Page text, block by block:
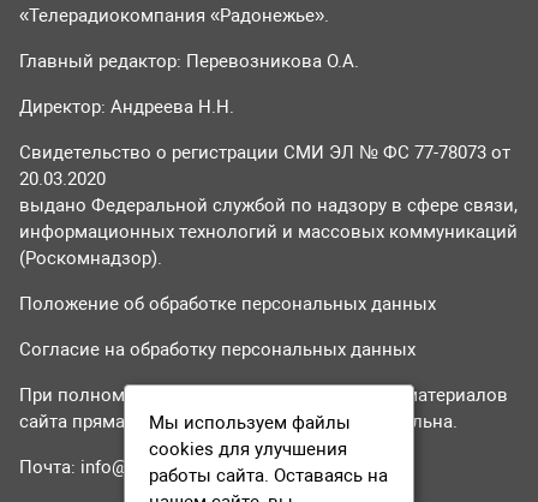
«Телерадиокомпания «Радонежье».
Главный редактор: Перевозникова О.А.
Директор: Андреева Н.Н.
Свидетельство о регистрации СМИ ЭЛ № ФС 77-78073 от
20.03.2020
выдано Федеральной службой по надзору в сфере связи,
информационных технологий и массовых коммуникаций
(Роскомнадзор).
Положение об обработке персональных данных
Согласие на обработку персональных данных
При полном или частичном использовании материалов
сайта прямая гиперссылка на tvr24.tv обязательна.
Почта: info@tvr24.tv
Мы используем файлы
cookies для улучшения
работы сайта. Оставаясь на